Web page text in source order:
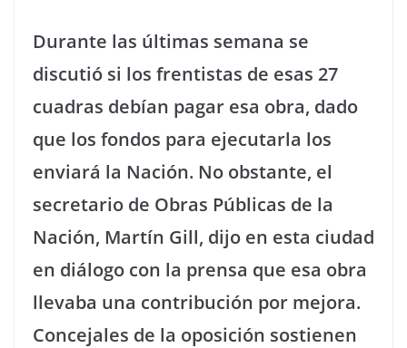
Durante las últimas semana se
discutió si los frentistas de esas 27
cuadras debían pagar esa obra, dado
que los fondos para ejecutarla los
enviará la Nación. No obstante, el
secretario de Obras Públicas de la
Nación, Martín Gill, dijo en esta ciudad
en diálogo con la prensa que esa obra
llevaba una contribución por mejora.
Concejales de la oposición sostienen